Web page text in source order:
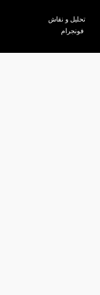
تحليل و نقاش
فونجرام